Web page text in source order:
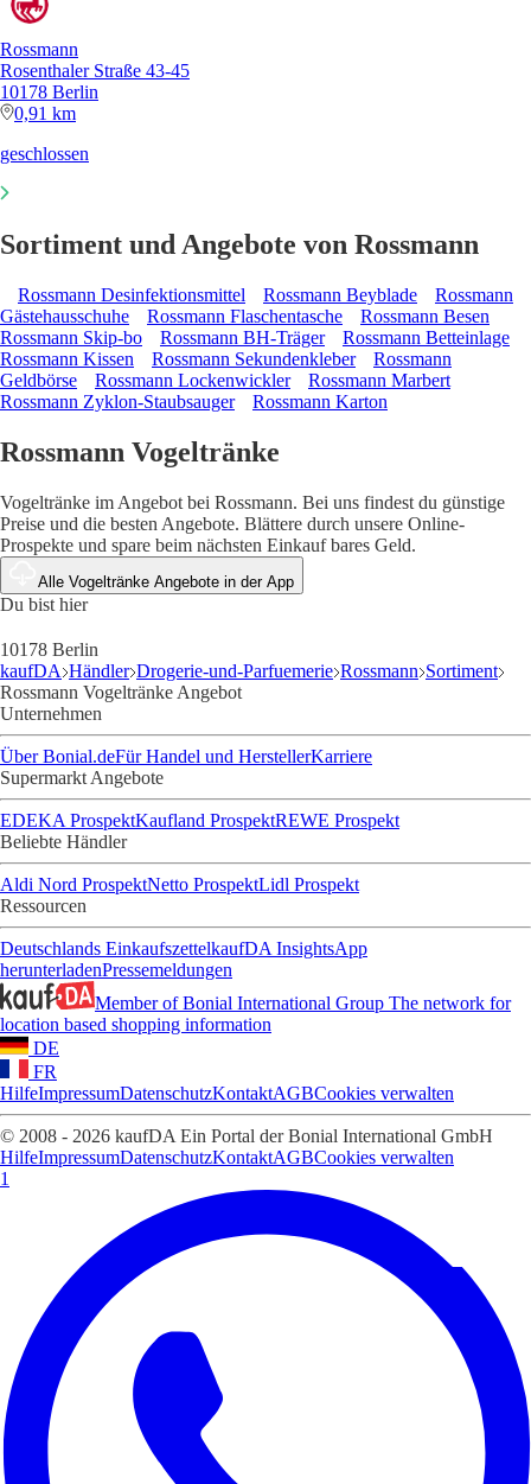
Rossmann
Rosenthaler Straße 43-45
10178 Berlin
0,91 km
geschlossen
Sortiment und Angebote von Rossmann
Rossmann Desinfektionsmittel Rossmann Beyblade
Rossmann
Gästehausschuhe
Rossmann Flaschentasche
Rossmann Besen
Rossmann Skip-bo
Rossmann BH-Träger
Rossmann Betteinlage
Rossmann Kissen
Rossmann Sekundenkleber
Rossmann
Geldbörse
Rossmann Lockenwickler
Rossmann Marbert
Rossmann Zyklon-Staubsauger
Rossmann Karton
Rossmann Vogeltränke
Vogeltränke im Angebot bei Rossmann. Bei uns findest du günstige
Preise und die besten Angebote. Blättere durch unsere Online-
Prospekte und spare beim nächsten Einkauf bares Geld.
Alle Vogeltränke Angebote in der App
Du bist hier
10178 Berlin
kaufDA Händler Drogerie-und-Parfuemerie Rossmann Sortiment
Rossmann Vogeltränke Angebot
Unternehmen
Über Bonial.deFür Handel und HerstellerKarriere
Supermarkt Angebote
EDEKA ProspektKaufland ProspektREWE Prospekt
Beliebte Händler
Aldi Nord ProspektNetto ProspektLidl Prospekt
Ressourcen
Deutschlands EinkaufszettelkaufDA InsightsApp
herunterladenPressemeldungen
Member of Bonial International Group The network for
location based shopping information
DE
FR
HilfeImpressumDatenschutzKontaktAGBCookies verwalten
© 2008 - 2026 kaufDA Ein Portal der Bonial International GmbH
HilfeImpressumDatenschutzKontaktAGBCookies verwalten
1